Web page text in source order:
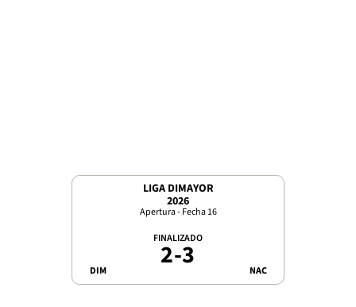
LIGA DIMAYOR
2026
Apertura - Fecha 16
DIM
FINALIZADO
2-3 NAC